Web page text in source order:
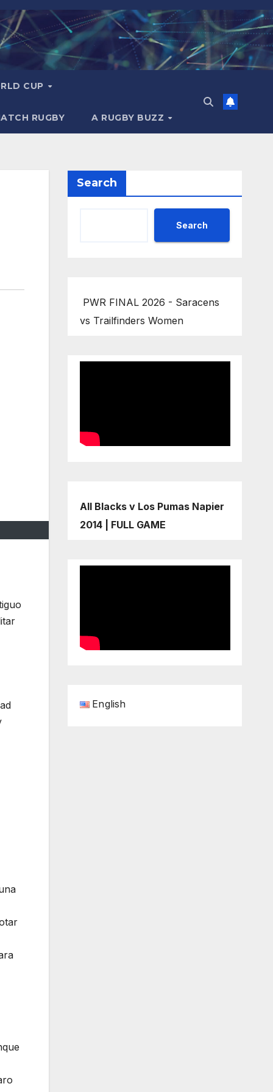
CUP
RUGBY A RUGBY BUZZ
Search
Search
PWR FINAL 2026 - Saracens
vs Trailfinders Women
All Blacks v Los Pumas Napier
2014 | FULL GAME
English